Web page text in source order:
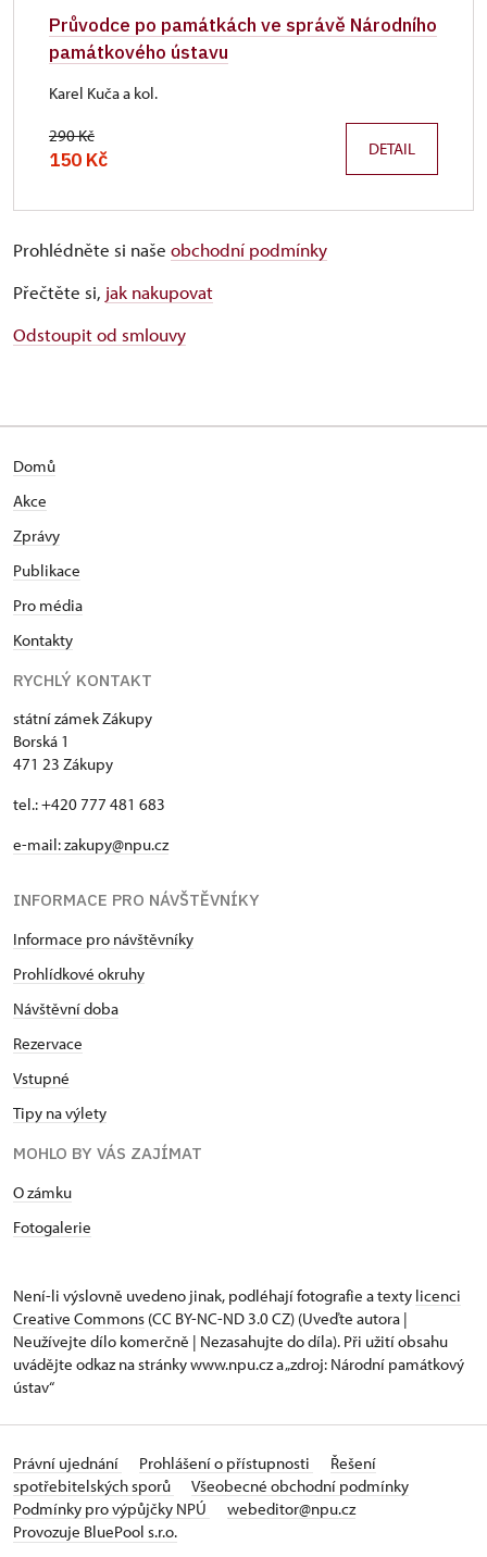
Průvodce po památkách ve správě Národního
památkového ústavu
Karel Kuča a kol.
290 Kč
150 Kč DETAIL
Prohlédněte si naše obchodní podmínky
Přečtěte si, jak nakupovat
Odstoupit od smlouvy
Domů
Akce
Zprávy
Publikace
Pro média
Kontakty
RYCHLÝ KONTAKT
státní zámek Zákupy
Borská 1
471 23 Zákupy
tel.: +420 777 481 683
e-mail: zakupy@npu.cz
INFORMACE PRO NÁVŠTĚVNÍKY
Informace pro návštěvníky
Prohlídkové okruhy
Návštěvní doba
Rezervace
Vstupné
Tipy na výlety
MOHLO BY VÁS ZAJÍMAT
O zámku
Fotogalerie
Není-li výslovně uvedeno jinak, podléhají fotografie a texty licenci
Creative Commons (CC BY-NC-ND 3.0 CZ) (Uveďte autora |
Neužívejte dílo komerčně | Nezasahujte do díla). Při užití obsahu
uvádějte odkaz na stránky www.npu.cz a „zdroj: Národní památkový
ústav“
Právní ujednání Prohlášení o přístupnosti
Řešení
spotřebitelských sporů
Všeobecné obchodní podmínky
Podmínky pro výpůjčky NPÚ
webeditor@npu.cz
Provozuje BluePool s.r.o.